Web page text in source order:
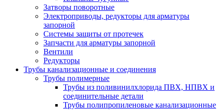
Затворы поворотные
Электроприводы, редукторы для арматуры
запорной
Системы защиты от протечек
Запчасти для арматуры запорной
Вентили
Редукторы
Трубы канализационные и соединения
Трубы полимерные
Трубы из поливинилхлорида ПВХ, НПВХ и
соединительные детали
Трубы полипропиленовые канализационные